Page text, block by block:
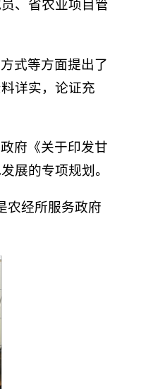
、省农业项目管
式等方面提出了
详实，论证充
府《关于印发甘
展的专项规划。
农经所服务政府